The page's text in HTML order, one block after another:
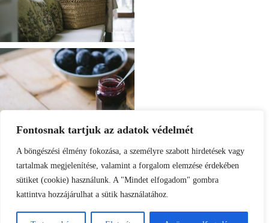
Fontosnak tartjuk az adatok védelmét
A böngészési élmény fokozása, a személyre szabott hirdetések vagy
tartalmak megjelenítése, valamint a forgalom elemzése érdekében
sütiket (cookie) használunk. A "Mindet elfogadom" gombra
kattintva hozzájárulhat a sütik használatához.